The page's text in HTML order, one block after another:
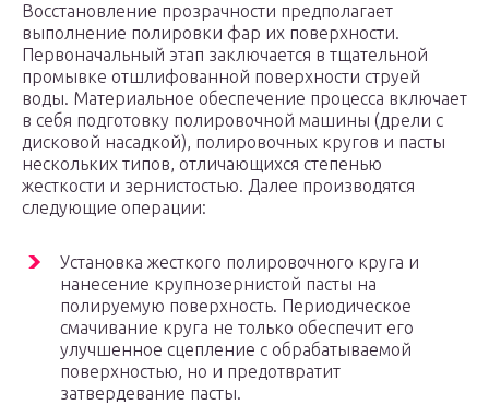
Восстановление прозрачности предполагает
выполнение полировки фар их поверхности.
Первоначальный этап заключается в тщательной
промывке отшлифованной поверхности струей
воды. Материальное обеспечение процесса включает
в себя подготовку полировочной машины (дрели с
дисковой насадкой), полировочных кругов и пасты
нескольких типов, отличающихся степенью
жесткости и зернистостью. Далее производятся
следующие операции:
Установка жесткого полировочного круга и
нанесение крупнозернистой пасты на
полируемую поверхность. Периодическое
смачивание круга не только обеспечит его
улучшенное сцепление с обрабатываемой
поверхностью, но и предотвратит
затвердевание пасты.